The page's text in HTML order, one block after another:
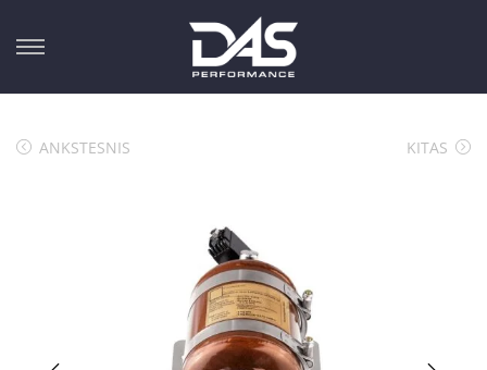
ANKSTESNIS KITAS